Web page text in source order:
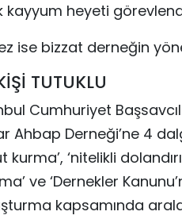
kayyum heyeti
ise bizzat derneğin
TUTUKLU
Cumhuriyet
Ahbap Derneği’ne 4
kurma’, ‘nitelikli
ve ‘Dernekler
kapsamında